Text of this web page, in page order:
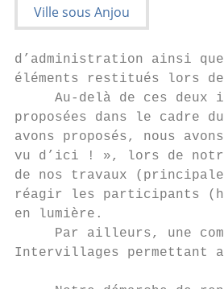
d’administration ainsi
éléments restitués lors
Au-delà de ces deux
proposées dans le cadre
avons proposés, nous
vu d’ici ! », lors de
de nos travaux
réagir les participants
en lumière.
Par ailleurs, une
Intervillages permettant